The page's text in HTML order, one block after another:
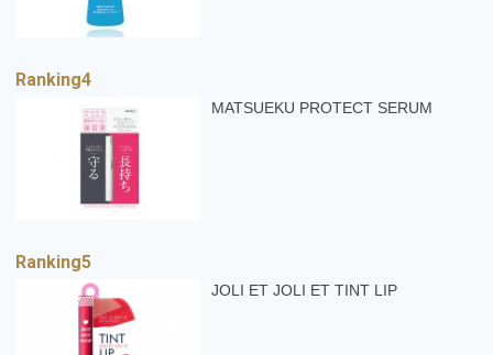
MATSUEKU PROTECT SERUM
JOLI ET JOLI ET TINT LIP